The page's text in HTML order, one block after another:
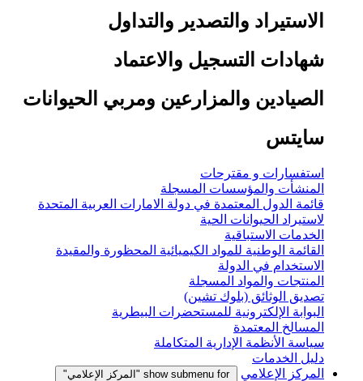
الاستيراد والتصدير والتداول
شهادات التسجيل والاعتماد
الصيادين والمزارعين ومربي الحيوانات
سايتس
استفسارات و مقترحات
المنشأت والمؤسسات المسجلة
قائمة الدول المعتمدة في دولة الامارات العربية المتحدة
لاستيراد الحيوانات الحية
الخدمات الاستباقية
القائمة الوطنية للمواد الكيميائية المحظورة والمقيدة
الاستخدام في الدولة
المنتجات والمواد المسجلة
تصديق الوثائق (بلوك تشين)
البوابة الإلكترونية للمستحضرات البيطرية
المسالخ المعتمدة
سياسة الأنظمة الإدارية المتكاملة
دليل الخدمات
المركز الإعلامي
show submenu for "المركز الإعلامي"